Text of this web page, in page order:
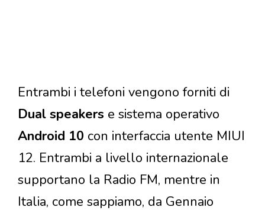
Entrambi i telefoni vengono forniti di
Dual speakers e sistema operativo
Android 10 con interfaccia utente MIUI
12. Entrambi a livello internazionale
supportano la Radio FM, mentre in
Italia, come sappiamo, da Gennaio